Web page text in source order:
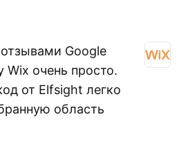
Google
очень просто.
от Elfsight легко
область